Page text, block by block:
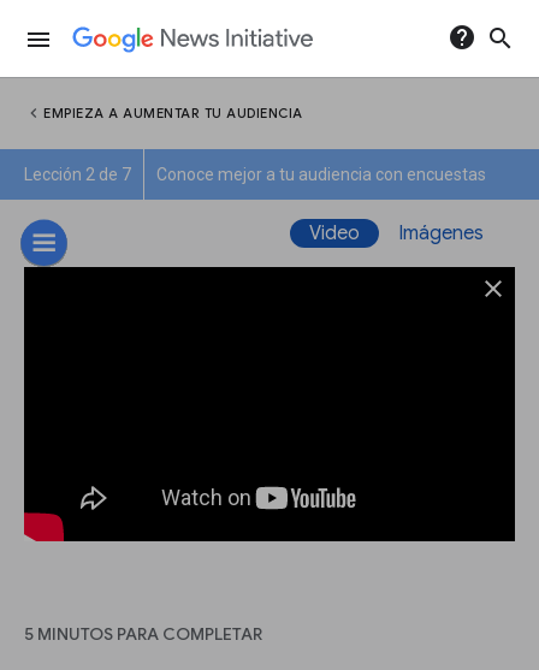
menu help search
chevron_left EMPIEZA A AUMENTAR TU AUDIENCIA
Lección 2 de 7 Conoce mejor a tu audiencia con encuestas
Video Imágenes
close
5 MINUTOS PARA COMPLETAR